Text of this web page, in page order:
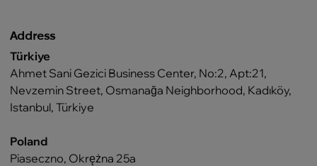
Address
Türkiye
Ahmet Sani Gezici Business Center, No:2, Apt:21,
Nevzemin Street, Osmanağa Neighborhood, Kadıköy,
Istanbul, Türkiye
Poland
Piaseczno, Okrężna 25a